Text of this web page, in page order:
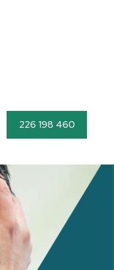
226 198 460